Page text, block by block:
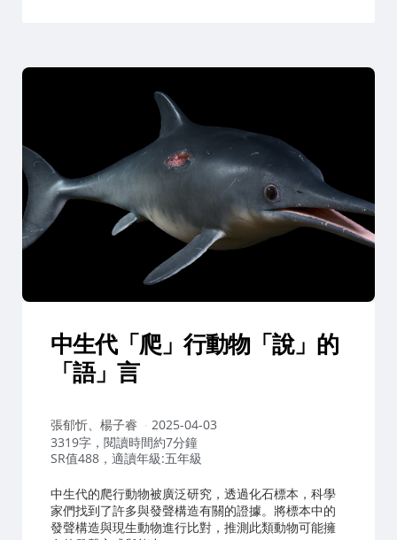
中生代「爬」行動物「說」的
「語」言
作
者：
張郁忻、楊子睿
2025-04-03
3319字，閱讀時間約7分鐘
SR值488，適讀年級:五年級
中生代的爬行動物被廣泛研究，透過化石標本，科學
家們找到了許多與發聲構造有關的證據。將標本中的
發聲構造與現生動物進行比對，推測此類動物可能擁